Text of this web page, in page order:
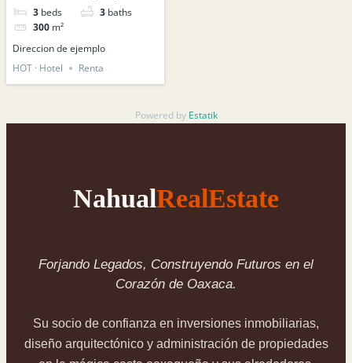
3 beds 3 baths
300 m²
Direccion de ejemplo
HOT · Hotel
Renta
Powered by Estatik
NahualRealEstate
Forjando Legados, Construyendo Futuros en el
Corazón de Oaxaca.
Su socio de confianza en inversiones inmobiliarias,
diseño arquitectónico y administración de propiedades